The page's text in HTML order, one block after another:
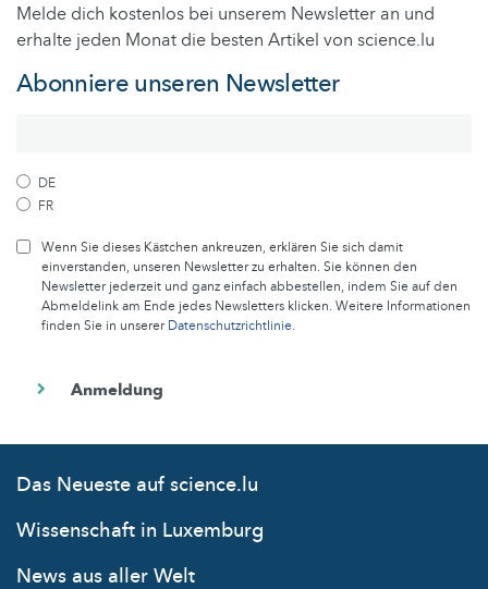
Melde dich kostenlos bei unserem Newsletter an und
erhalte jeden Monat die besten Artikel von science.lu
Abonniere unseren Newsletter
DE
FR
Wenn Sie dieses Kästchen ankreuzen, erklären Sie sich damit
einverstanden, unseren Newsletter zu erhalten. Sie können den
Newsletter jederzeit und ganz einfach abbestellen, indem Sie auf den
Abmeldelink am Ende jedes Newsletters klicken. Weitere Informationen
finden Sie in unsererDatenschutzrichtlinie.
Das Neueste auf science.lu
Wissenschaft in Luxemburg
News aus aller Welt